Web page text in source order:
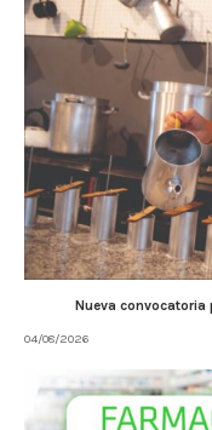
Nueva convocatoria
04/08/2026